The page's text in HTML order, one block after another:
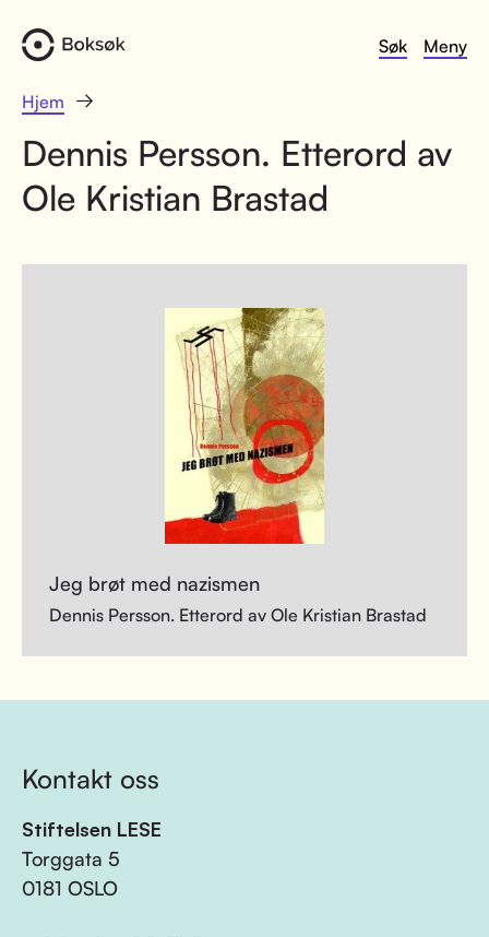
Søk Meny
Hjem
Dennis Persson. Etterord av
Ole Kristian Brastad
Jeg brøt med nazismen
Dennis Persson. Etterord av Ole Kristian Brastad
Kontakt oss
Stiftelsen LESE
Torggata 5
0181 OSLO